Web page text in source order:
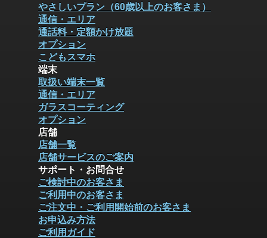
やさしいプラン（60歳以上のお客さま）
通信・エリア
通話料・定額かけ放題
オプション
こどもスマホ
端末
取扱い端末一覧
通信・エリア
ガラスコーティング
オプション
店舗
店舗一覧
店舗サービスのご案内
サポート・お問合せ
ご検討中のお客さま
ご利用中のお客さま
ご注文中・ご利用開始前のお客さま
お申込み方法
ご利用ガイド